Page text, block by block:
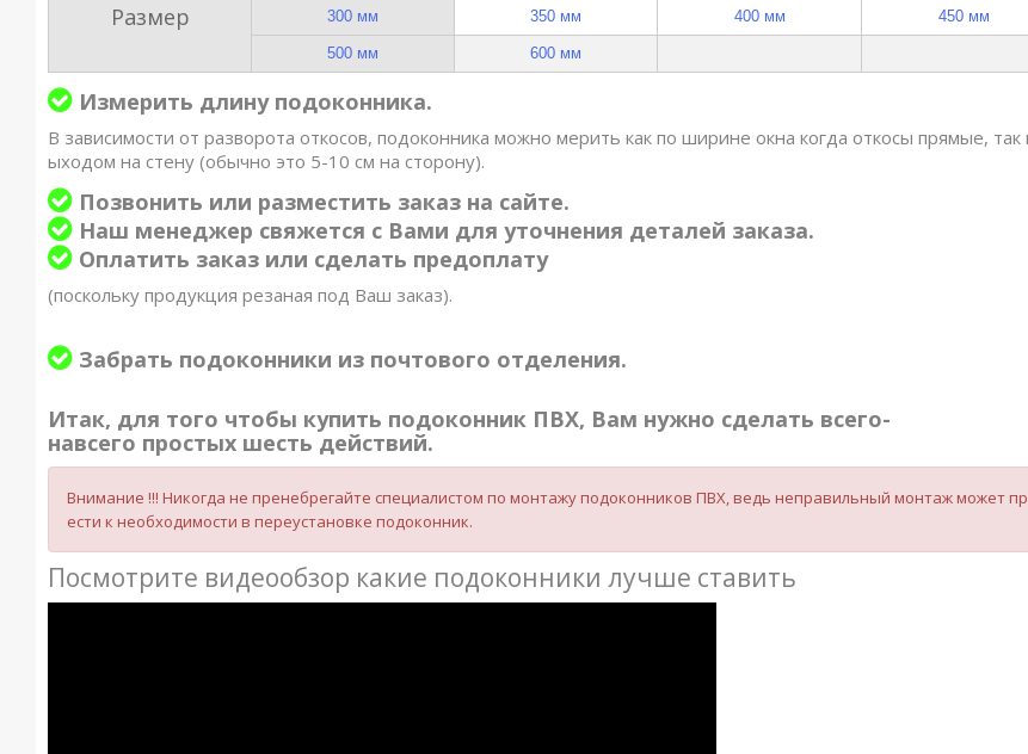
Размер 300 мм 350 мм 400 мм 450 мм
500 мм 600 мм
Измерить длину подоконника.
В зависимости от разворота откосов, подоконника можно мерить как по ширине окна когда откосы прямые, так
ыходом на стену (обычно это 5-10 см на сторону).
Позвонить или разместить заказ на сайте.
Наш менеджер свяжется с Вами для уточнения деталей заказа.
Оплатить заказ или сделать предоплату
(поскольку продукция резаная под Ваш заказ).
Забрать подоконники из почтового отделения.
Итак, для того чтобы купить подоконник ПВХ, Вам нужно сделать всего-
навсего простых шесть действий.
Внимание !!! Никогда не пренебрегайте специалистом по монтажу подоконников ПВХ, ведь неправильный монтаж может
ести к необходимости в переустановке подоконник.
Посмотрите видеообзор какие подоконники лучше ставить